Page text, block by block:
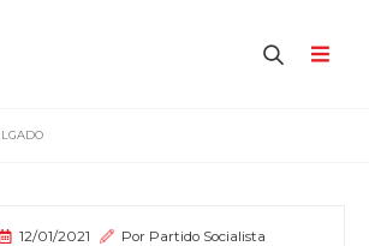
12/01/2021 Por Partido Socialista